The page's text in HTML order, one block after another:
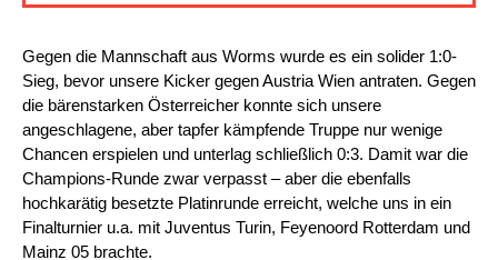
Gegen die Mannschaft aus Worms wurde es ein solider 1:0-
Sieg, bevor unsere Kicker gegen Austria Wien antraten. Gegen
die bärenstarken Österreicher konnte sich unsere
angeschlagene, aber tapfer kämpfende Truppe nur wenige
Chancen erspielen und unterlag schließlich 0:3. Damit war die
Champions-Runde zwar verpasst – aber die ebenfalls
hochkarätig besetzte Platinrunde erreicht, welche uns in ein
Finalturnier u.a. mit Juventus Turin, Feyenoord Rotterdam und
Mainz 05 brachte.